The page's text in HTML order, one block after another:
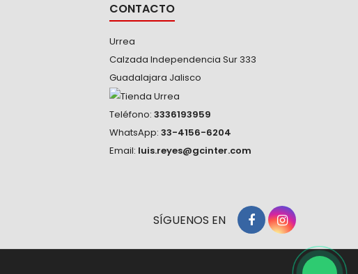
CONTACTO
Urrea
Calzada Independencia Sur 333
Guadalajara Jalisco
Teléfono: 3336193959
WhatsApp: 33-4156-6204
Email: luis.reyes@gcinter.com
SÍGUENOS EN